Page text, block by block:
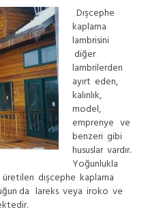
Dışcephe
kaplama
lambrisini
diğer
lambrilerden
ayırt eden,
kalınlık,
model,
emprenye ve
benzeri gibi
hususlar vardır.
Yoğunlukla
dışcephe kaplama
da lareks veya iroko ve